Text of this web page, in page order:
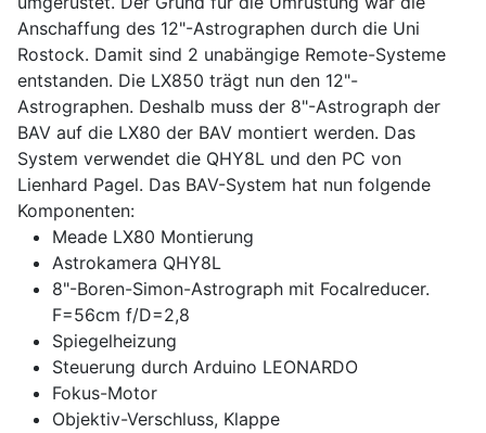
Anschaffung des 12"-Astrographen durch die Uni
Rostock. Damit sind 2 unabängige Remote-Systeme
entstanden. Die LX850 trägt nun den 12"-
Astrographen. Deshalb muss der 8"-Astrograph der
BAV auf die LX80 der BAV montiert werden. Das
System verwendet die QHY8L und den PC von
Lienhard Pagel. Das BAV-System hat nun folgende
Komponenten:
Meade LX80 Montierung
Astrokamera QHY8L
8"-Boren-Simon-Astrograph mit Focalreducer.
F=56cm f/D=2,8
Spiegelheizung
Steuerung durch Arduino LEONARDO
Fokus-Motor
Objektiv-Verschluss, Klappe